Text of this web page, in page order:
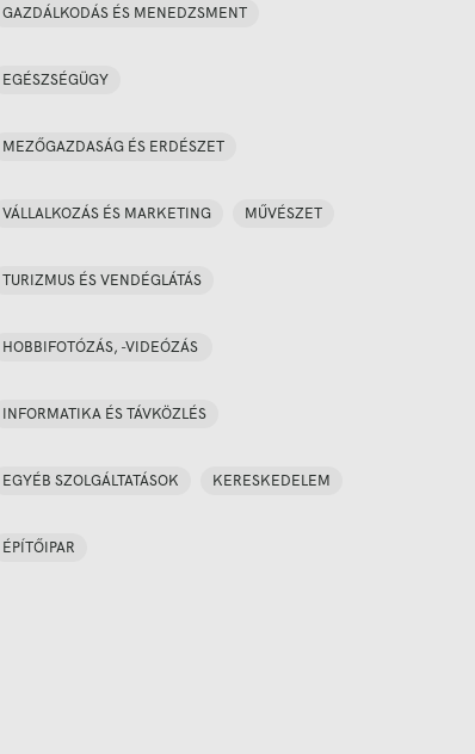
GAZDÁLKODÁS ÉS MENEDZSMENT
EGÉSZSÉGÜGY
MEZŐGAZDASÁG ÉS ERDÉSZET
VÁLLALKOZÁS ÉS MARKETING MŰVÉSZET
TURIZMUS ÉS VENDÉGLÁTÁS
HOBBIFOTÓZÁS, -VIDEÓZÁS
INFORMATIKA ÉS TÁVKÖZLÉS
EGYÉB SZOLGÁLTATÁSOK KERESKEDELEM
ÉPÍTŐIPAR